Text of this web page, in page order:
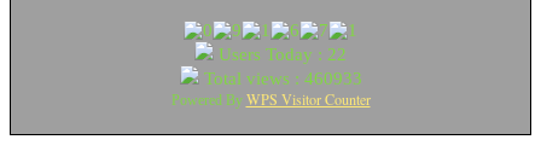
Users Today : 22
Total views : 460933
Powered By WPS Visitor Counter